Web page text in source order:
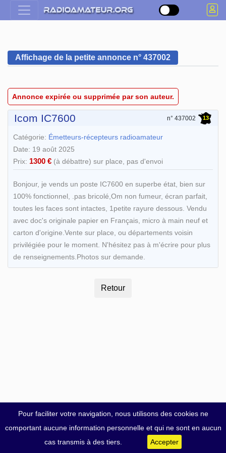
Pour faciliter votre navigation, nous utilisons des cookies ne
comportant aucune information personnelle et qui ne sont en aucun
cas transmis à des tiers.
Accepter
Affichage de la petite annonce n° 437002
Annonce expirée ou supprimée par son auteur.
Icom IC7600 n° 437002 13
Catégorie: Émetteurs-récepteurs radioamateur
Date: 19 août 2025
Prix: 1300 € (à débattre) sur place, pas d'envoi
Bonjour, je vends un poste IC7600 en superbe état, bien sur
100% fonctionnel, .pas bricolé,Om non fumeur, écran parfait,
toutes les faces sont intactes, 1petite rayure dessous. Vendu
avec doc's originale papier en Français, micro à main neuf et
carton d'origine.Vente sur place, ou départements voisin
privilégiée pour le moment. N'hésitez pas à m'écrire pour plus
de renseignements.Photos sur demande.